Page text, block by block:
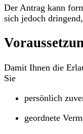
Der Antrag kann
sich jedoch
Damit Ihnen die
Sie
persönlich
geordnete